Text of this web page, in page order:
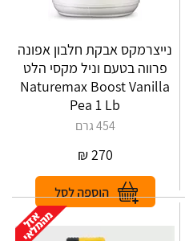
נייצרמקס אבקת חלבון אפונה
פרווה בטעם וניל מקסי הלט
Naturemax Boost Vanilla
Pea 1 Lb
454 גרם
270
₪